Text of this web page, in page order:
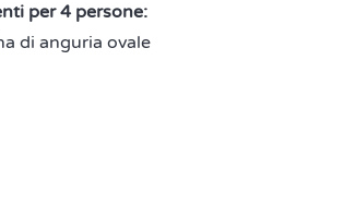
per 4 persone:
di anguria ovale